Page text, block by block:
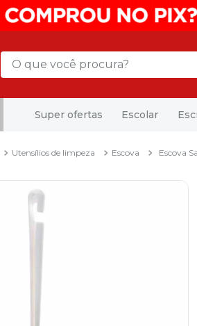
O que você procura?
Super ofertas Escolar
Utensílios de limpeza Escova Escova